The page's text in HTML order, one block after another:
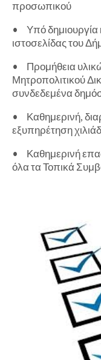
προσωπικού
•
Υπό
ιστοσελίδας του
•
Προμήθεια
Μητροπολιτικού
συνδεδεμένα
•
Καθημερινή,
εξυπηρέτηση
•
Καθημερινή
όλα τα Τοπικά